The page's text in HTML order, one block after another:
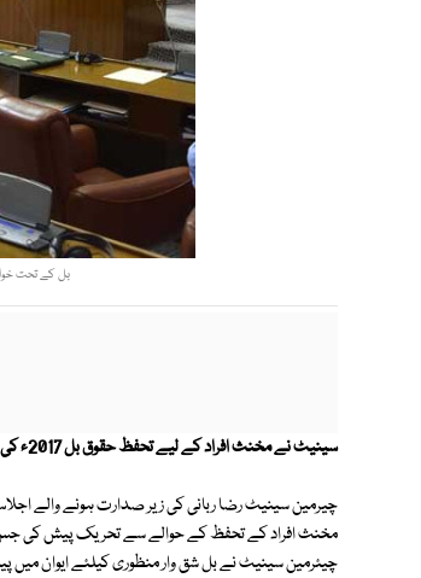
بل کے تحت
سینیٹ نے مخنث افراد کے لیے تحفظ حقوق بل 2017ء کی منظوری دے دی۔
چیرمین سینیٹ رضا ربانی کی زیر صدارت ہونے والے اجلاس
مخنث افراد کے تحفظ کے حوالے سے تحریک پیش کی جس
چیئرمین سینیٹ نے بل شق وار منظوری کیلئے ایوان میں